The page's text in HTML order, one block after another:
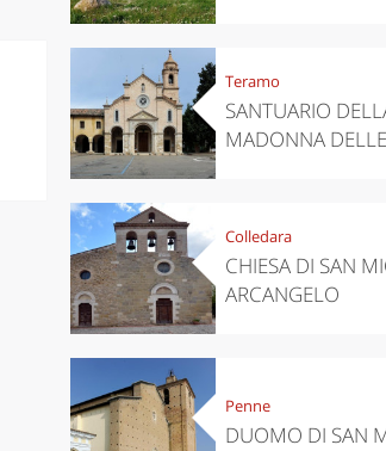
Teramo
SANTUARIO
MADONNA
Colledara
CHIESA DI SAN
ARCANGELO
Penne
DUOMO DI SAN